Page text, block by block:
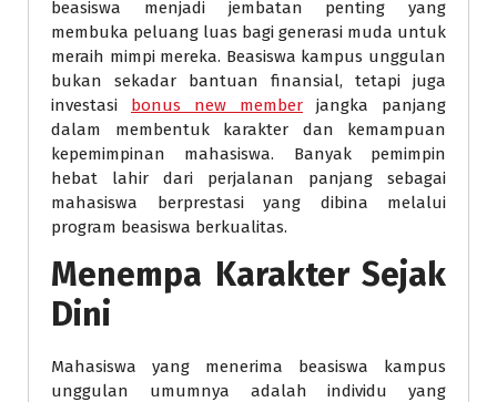
beasiswa menjadi jembatan penting yang
membuka peluang luas bagi generasi muda untuk
meraih mimpi mereka. Beasiswa kampus unggulan
bukan sekadar bantuan finansial, tetapi juga
investasi bonus new member jangka panjang
dalam membentuk karakter dan kemampuan
kepemimpinan mahasiswa. Banyak pemimpin
hebat lahir dari perjalanan panjang sebagai
mahasiswa berprestasi yang dibina melalui
program beasiswa berkualitas.
Menempa Karakter Sejak
Dini
Mahasiswa yang menerima beasiswa kampus
unggulan umumnya adalah individu yang